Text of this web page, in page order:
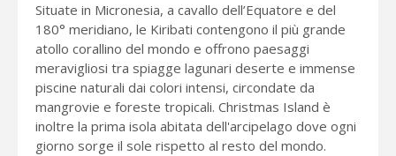
Situate in Micronesia, a cavallo dell’Equatore e del
180° meridiano, le Kiribati contengono il più grande
atollo corallino del mondo e offrono paesaggi
meravigliosi tra spiagge lagunari deserte e immense
piscine naturali dai colori intensi, circondate da
mangrovie e foreste tropicali. Christmas Island è
inoltre la prima isola abitata dell'arcipelago dove ogni
giorno sorge il sole rispetto al resto del mondo.